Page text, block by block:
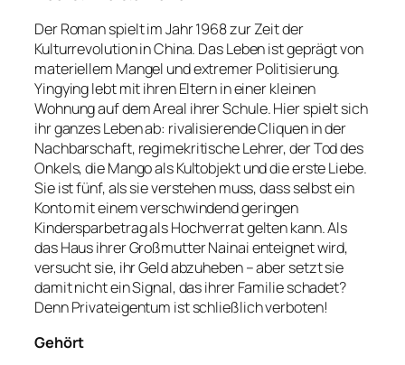
Der Roman spielt im Jahr 1968 zur Zeit der
Kulturrevolution in China. Das Leben ist geprägt von
materiellem Mangel und extremer Politisierung.
Yingying lebt mit ihren Eltern in einer kleinen
Wohnung auf dem Areal ihrer Schule. Hier spielt sich
ihr ganzes Leben ab: rivalisierende Cliquen in der
Nachbarschaft, regimekritische Lehrer, der Tod des
Onkels, die Mango als Kultobjekt und die erste Liebe.
Sie ist fünf, als sie verstehen muss, dass selbst ein
Konto mit einem verschwindend geringen
Kindersparbetrag als Hochverrat gelten kann. Als
das Haus ihrer Großmutter Nainai enteignet wird,
versucht sie, ihr Geld abzuheben – aber setzt sie
damit nicht ein Signal, das ihrer Familie schadet?
Denn Privateigentum ist schließlich verboten!
Gehört